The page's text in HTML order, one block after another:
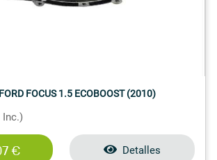
FORD FOCUS 1.5 ECOBOOST (2010)
Inc.)
€ Detalles